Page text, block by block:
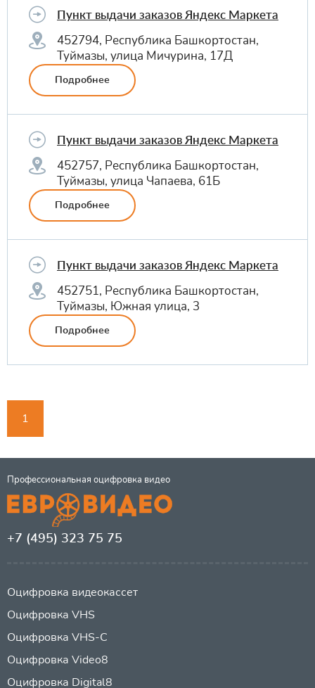
Пункт выдачи заказов Яндекс Маркета
452794, Республика Башкортостан,
Туймазы, улица Мичурина, 17Д
Подробнее
Пункт выдачи заказов Яндекс Маркета
452757, Республика Башкортостан,
Туймазы, улица Чапаева, 61Б
Подробнее
Пункт выдачи заказов Яндекс Маркета
452751, Республика Башкортостан,
Туймазы, Южная улица, 3
Подробнее
1
Профессиональная оцифровка видео
+7 (495) 323 75 75
Оцифровка видеокассет
Оцифровка VHS
Оцифровка VHS-C
Оцифровка Video8
Оцифровка Digital8